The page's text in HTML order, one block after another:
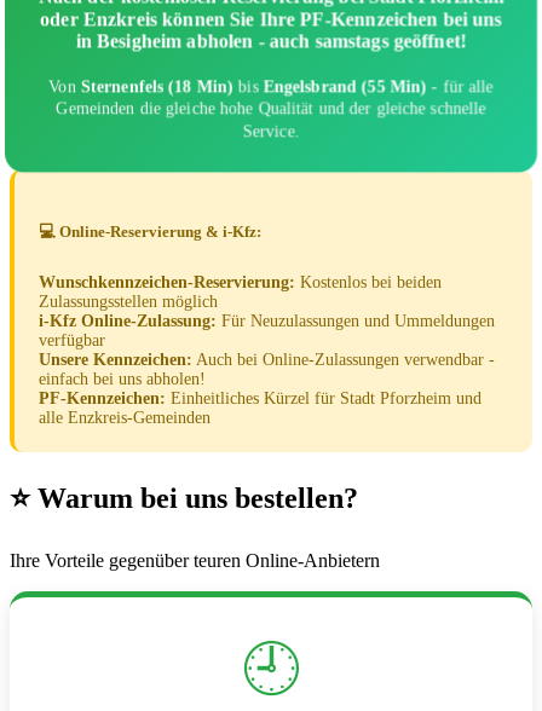
oder Enzkreis können Sie Ihre PF-Kennzeichen bei uns
in Besigheim abholen - auch samstags geöffnet!
VonSternenfels (18 Min) bis Engelsbrand (55 Min)- für alle
Gemeinden die gleiche hohe Qualität und der gleiche schnelle
Service.
💻 Online-Reservierung & i-Kfz:
Wunschkennzeichen-Reservierung: Kostenlos bei beiden
Zulassungsstellen möglich
i-Kfz Online-Zulassung: Für Neuzulassungen und Ummeldungen
verfügbar
Unsere Kennzeichen: Auch bei Online-Zulassungen verwendbar -
einfach bei uns abholen!
PF-Kennzeichen: Einheitliches Kürzel für Stadt Pforzheim und
alle Enzkreis-Gemeinden
⭐ Warum bei uns bestellen?
Ihre Vorteile gegenüber teuren Online-Anbietern
🕘